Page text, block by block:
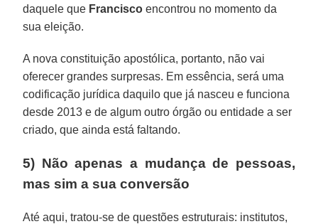
daquele que Francisco encontrou no momento da
sua eleição.
A nova constituição apostólica, portanto, não vai
oferecer grandes surpresas. Em essência, será uma
codificação jurídica daquilo que já nasceu e funciona
desde 2013 e de algum outro órgão ou entidade a ser
criado, que ainda está faltando.
5) Não apenas a mudança de pessoas,
mas sim a sua conversão
Até aqui, tratou-se de questões estruturais: institutos,